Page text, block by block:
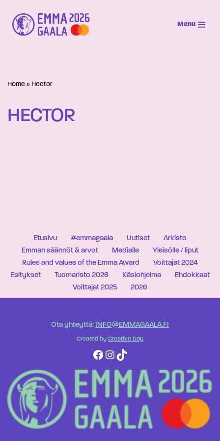
Siirry
suoraan
Menu
Home » Hector
HECTOR
Etusivu #emmagaala Uutiset
Arkisto
Emman säännöt & arvot
Medialle
Yleisölle / liput
Rules and values of the Emma Award
Voittajat 2024
Esitykset
Tuomaristo 2026 Käsiohjelma
Ehdokkaat
Voittajat 2025
2026
Ota yhteyttä: INFO@EMMAGAALA.FI
Created by Creative Day